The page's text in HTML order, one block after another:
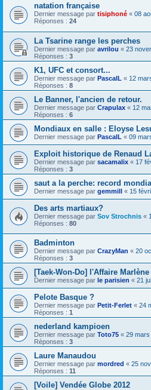
natation française
Dernier message par tisiphoné « 08
Réponses : 24
La Tsarine range les perches
Dernier message par avrilou « 23
Réponses : 3
K1, UFC et consort...
Dernier message par PascalL « 12
Réponses : 8
Le Banner, l'ancien de retour.
Dernier message par Crapulax « 12
Réponses : 6
Mondiaux en salle : Eloyse
Dernier message par PascalL « 09
Exploit historique de Renaud
Dernier message par sacamalix « 17
Réponses : 3
saut a la perche: record
Dernier message par gemmill « 15
Des arts martiaux?
Dernier message par Sov Strochnis «
Réponses : 80
Badminton
Dernier message par CrazyMan « 20
Réponses : 3
[Taek-Won-Do] l'Affaire
Dernier message par le parisien « 21
Pelote Basque ?
Dernier message par Petit-Ferlet « 24
Réponses : 1
nederland kampioen
Dernier message par Toto75 « 29 mars
Réponses : 3
Laure Manaudou
Dernier message par mordred « 25
Réponses : 11
[Voile] Vendée Globe 2012